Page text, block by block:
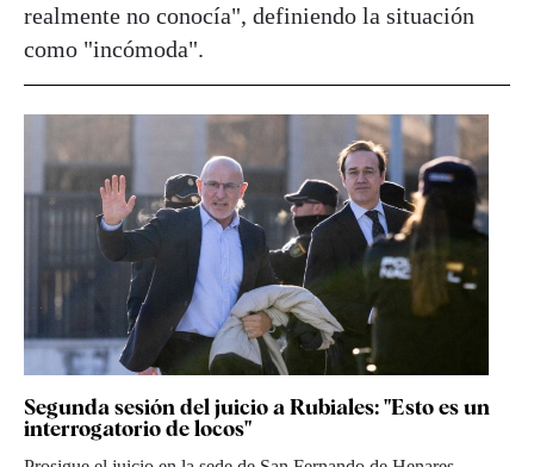
realmente no conocía", definiendo la situación
como "incómoda".
Segunda sesión del juicio a Rubiales: "Esto es un
interrogatorio de locos"